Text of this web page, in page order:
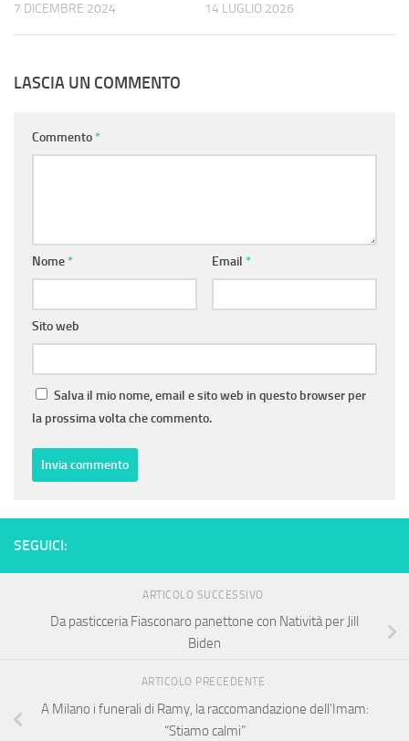
7 DICEMBRE 2024 14 LUGLIO 2026
LASCIA UN COMMENTO
Commento*
Nome* Email *
Sito web
Salva il mio nome, email e sito web in questo browser per
la prossima volta che commento.
SEGUICI:
ARTICOLO SUCCESSIVO
Da pasticceria Fiasconaro panettone con Natività per Jill
Biden
ARTICOLO PRECEDENTE
A Milano i funerali di Ramy, la raccomandazione dell’Imam:
“Stiamo calmi”